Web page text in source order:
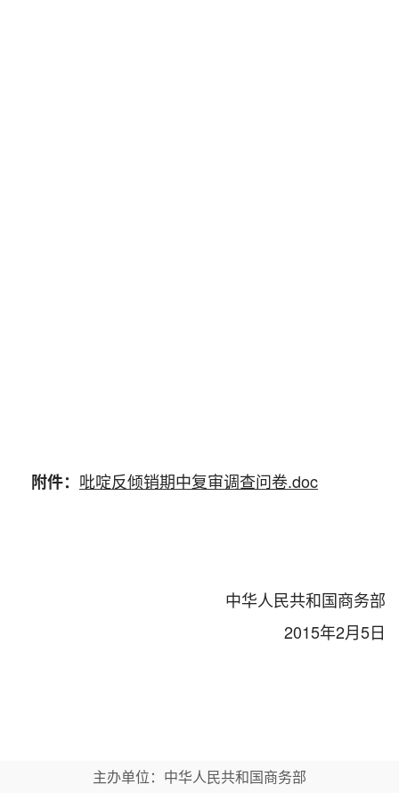
附件： 吡啶反倾销期中复审调查问卷.doc
中华人民共和国商务部
2015年2月5日
主办单位：中华人民共和国商务部